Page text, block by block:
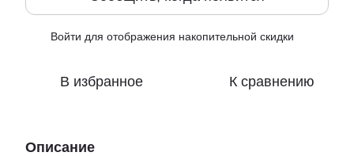
Войти для отображения накопительной скидки
В избранное К сравнению
Описание